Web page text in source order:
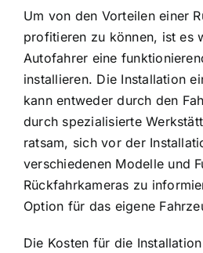
Um von den Vorteilen einer
profitieren zu können, ist es
Autofahrer eine
installieren. Die Installation
kann entweder durch den
durch spezialisierte
ratsam, sich vor der
verschiedenen Modelle und
Rückfahrkameras zu
Option für das eigene
Die Kosten für die